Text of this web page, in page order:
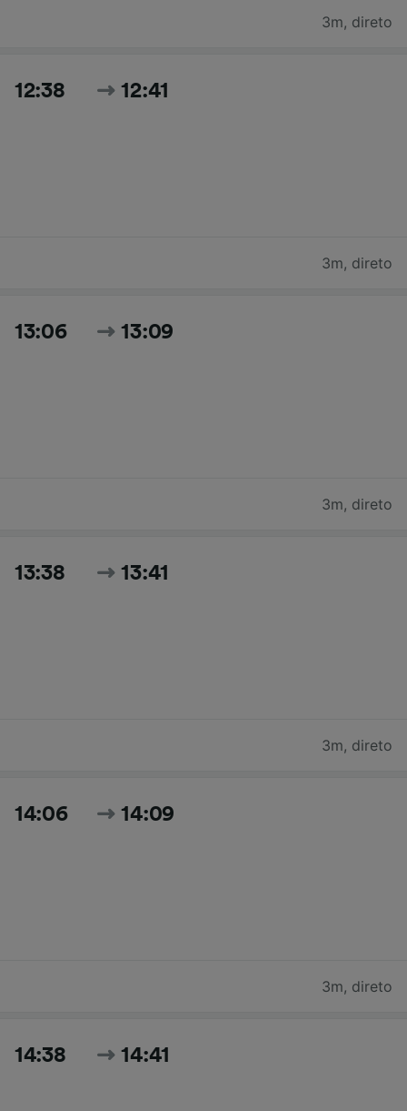
3m, direto
12:38 12:41
3m, direto
13:06 13:09
3m, direto
13:38 13:41
3m, direto
14:06 14:09
3m, direto
14:38 14:41